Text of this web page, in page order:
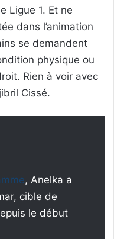
Ligue 1. Et ne
dans l’animation
se demandent
physique ou
Rien à voir avec
Cissé.
, Anelka a
cible de
le début